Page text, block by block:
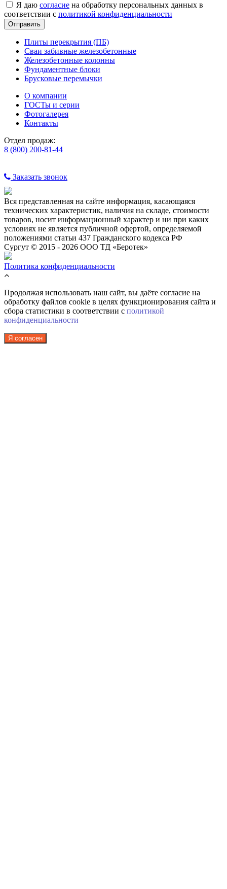
Я даю согласие на обработку персональных данных в
соответствии с политикой конфиденциальности
Плиты перекрытия (ПБ)
Сваи забивные железобетонные
Железобетонные колонны
Фундаментные блоки
Брусковые перемычки
О компании
ГОСТы и серии
Фотогалерея
Контакты
Отдел продаж:
8 (800) 200-81-44
Заказать звонок
Вся представленная на сайте информация, касающаяся
технических характеристик, наличия на складе, стоимости
товаров, носит информационный характер и ни при каких
условиях не является публичной офертой, определяемой
положениями статьи 437 Гражданского кодекса РФ
Сургут © 2015 - 2026 ООО ТД «Беротек»
Политика конфиденциальности
Продолжая использовать наш сайт, вы даёте согласие на
обработку файлов cookie в целях функционирования сайта и
сбора статистики в соответствии с политикой
конфиденциальности
Я согласен